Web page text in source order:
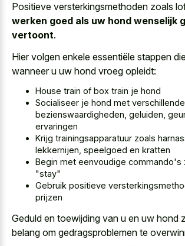
Positieve versterkingsmethoden zoals
werken goed als uw hond wenselijk
vertoont.
Hier volgen enkele essentiële stappen
wanneer u uw hond vroeg opleidt:
House train of box train je hond
Socialiseer je hond met verschillende
bezienswaardigheden, geluiden,
ervaringen
Krijg trainingsapparatuur zoals
lekkernijen, speelgoed en kratten
Begin met eenvoudige commando's
"stay"
Gebruik positieve
prijzen
Geduld en toewijding van u en uw hond
belang om gedragsproblemen te